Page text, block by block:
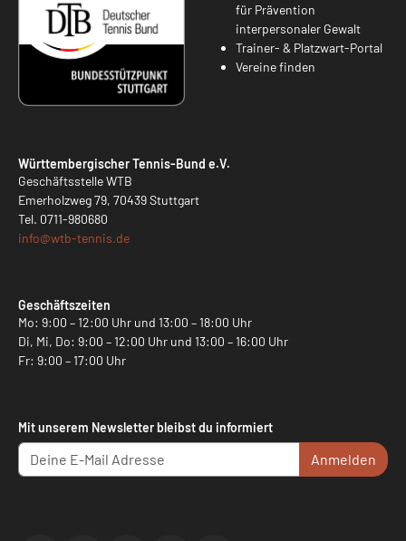
für Prävention
interpersonaler Gewalt
Trainer- & Platzwart-Portal
Vereine finden
Württembergischer Tennis-Bund e.V.
Geschäftsstelle WTB
Emerholzweg 79, 70439 Stuttgart
Tel. 0711-980680
info@wtb-tennis.de
Geschäftszeiten
Mo: 9:00 – 12:00 Uhr und 13:00 – 18:00 Uhr
Di, Mi, Do: 9:00 – 12:00 Uhr und 13:00 – 16:00 Uhr
Fr: 9:00 – 17:00 Uhr
Mit unserem Newsletter bleibst du informiert
Anmelden